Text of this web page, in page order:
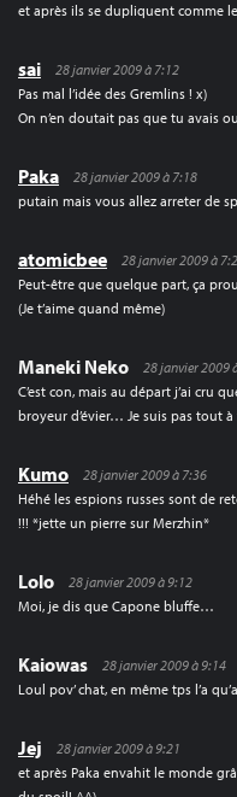
et après ils se dupliquent comme
sai
28 janvier 2009 à 7:12
Pas mal l’idée des Gremlins ! x)
On n’en doutait pas que tu avais
Paka
28 janvier 2009 à 7:18
putain mais vous allez arreter de
atomicbee
28 janvier 2009 à
Peut-être que quelque part, ça
(Je t’aime quand même)
Maneki Neko
28 janvier 2009
C’est con, mais au départ j’ai cru
broyeur d’évier… Je suis pas tout
Kumo
28 janvier 2009 à 7:36
Héhé les espions russes sont de
!!! *jette un pierre sur Merzhin*
Lolo
28 janvier 2009 à 9:12
Moi, je dis que Capone bluffe…
Kaiowas
28 janvier 2009 à 9:14
Loul pov’ chat, en même tps l’a
Jej
28 janvier 2009 à 9:21
et après Paka envahit le monde